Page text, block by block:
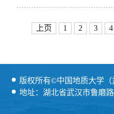
上页 1 2 3 4
版权所有©中国地质大学
地址：湖北省武汉市鲁磨